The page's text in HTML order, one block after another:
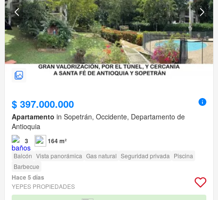
$ 397.000.000
Apartamento in Sopetrán, Occidente, Departamento de
Antioquia
3 164 m²
Balcón Vista panorámica Gas natural Seguridad privada Piscina
Barbecue
Hace 5 días
YEPES PROPIEDADES